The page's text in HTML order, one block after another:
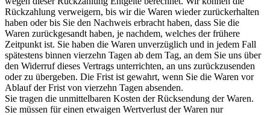
Rückzahlung verweigern, bis wir die Waren wieder zurückerhalten
haben oder bis Sie den Nachweis erbracht haben, dass Sie die
Waren zurückgesandt haben, je nachdem, welches der frühere
Zeitpunkt ist. Sie haben die Waren unverzüglich und in jedem Fall
spätestens binnen vierzehn Tagen ab dem Tag, an dem Sie uns über
den Widerruf dieses Vertrags unterrichten, an uns zurückzusenden
oder zu übergeben. Die Frist ist gewahrt, wenn Sie die Waren vor
Ablauf der Frist von vierzehn Tagen absenden.
Sie tragen die unmittelbaren Kosten der Rücksendung der Waren.
Sie müssen für einen etwaigen Wertverlust der Waren nur